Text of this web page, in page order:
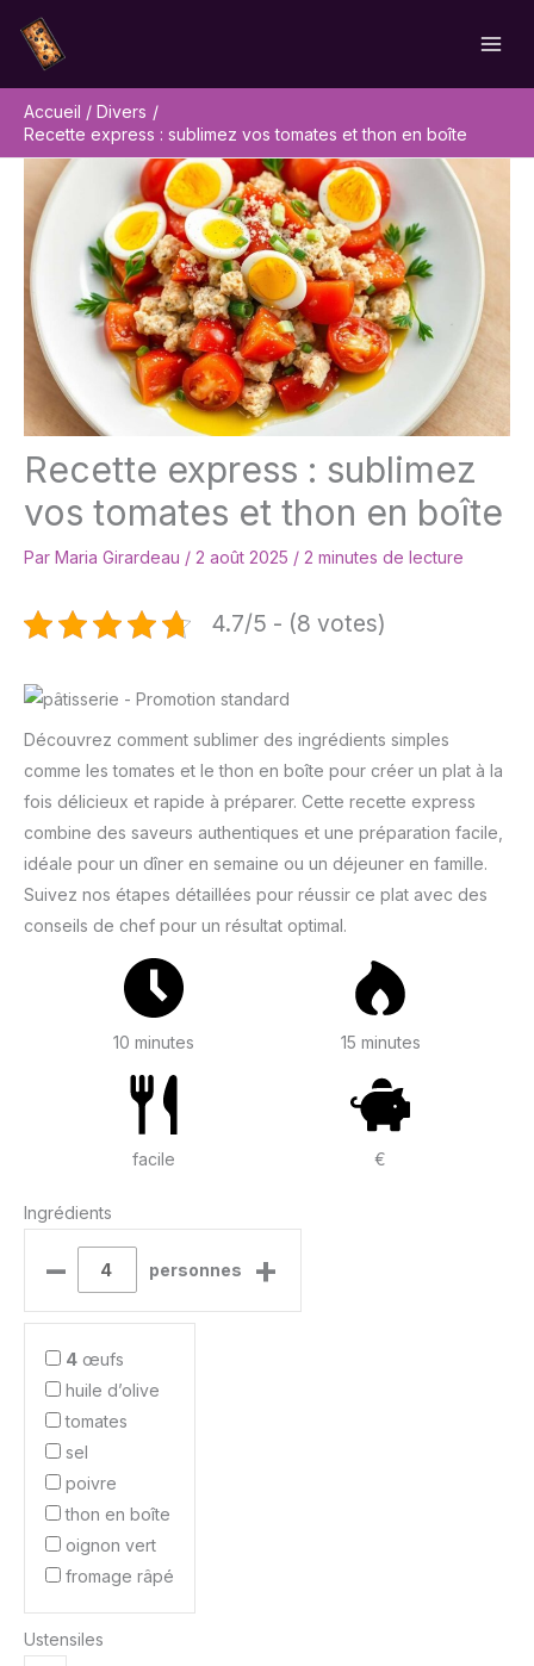
contenu
Accueil
Divers
Recette express : sublimez vos tomates et thon en boîte
Recette express : sublimez
vos tomates et thon en boîte
Par Maria Girardeau / 2 août 2025 / 2 minutes de lecture
4.7/5 - (8 votes)
Découvrez comment sublimer des ingrédients simples
comme les tomates et le thon en boîte pour créer un plat à la
fois délicieux et rapide à préparer. Cette recette express
combine des saveurs authentiques et une préparation facile,
idéale pour un dîner en semaine ou un déjeuner en famille.
Suivez nos étapes détaillées pour réussir ce plat avec des
conseils de chef pour un résultat optimal.
10 minutes 15 minutes
facile €
Ingrédients
– personnes +
4 œufs
huile d’olive
tomates
sel
poivre
thon en boîte
oignon vert
fromage râpé
Ustensiles
Rechercher